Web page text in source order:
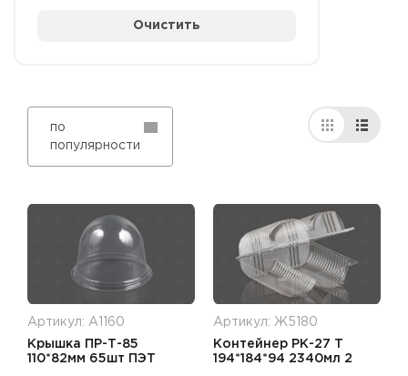
Очистить
по
популярности
Артикул: А1160
Крышка ПР-Т-85
110*82мм 65шт ПЭТ
Артикул: Ж5180
Контейнер РК-27 Т
194*184*94 2340мл 2